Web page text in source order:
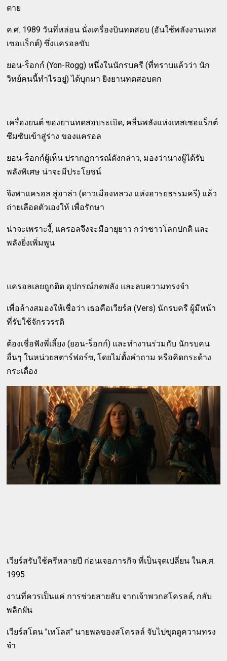
ตาย
ค.ศ. 1989 วันที่หล่อน นั่งเครื่องบินทดสอบ (อันใช้พลังงานเทส
เซอแร็กต์) ซึ่งแครอลขับ
ยอน-ร็อกก์ (Yon-Rogg) หนึ่งในนักรบครี (ที่ทราบแล้วว่า นัก
วิทย์คนนี้ทำไรอยู่) ได้บุกมา ยิงยานทดสอบตก
เครื่องยนต์ ของยานทดสอบระเบิด, คลื่นพลังแห่งเทสเซอแร็กต์
ซึมซับเข้าสู่ร่าง ของแครอล
ยอน-ร็อกก์ผู้เห็น ปรากฏการณ์ดังกล่าว, มองว่านางผู้ได้รับ
พลังพิเศษ น่าจะมีประโยชน์
จึงพาแครอล สู่ฮาล่า (ดาวเมืองหลวง แห่งอารยธรรมครี) แล้ว
ถ่ายเลือดตัวเองให้ เพื่อรักษา
น่าจะเพราะงี้, แครอลจึงจะมีอายุยาว กว่าชาวโลกปกติ และ
พลังยิ่งเพิ่มพูน
แครอลเลยถูกติด อุปกรณ์กดพลัง และลบความทรงจำ
เพื่อล้างสมองให้เชื่อว่า เธอคือเวียร์ส (Vers) นักรบครี ผู้มีหน้า
ที่รับใช้จักรวรรดิ
ต้องเชื่อฟังพี่เลี้ยง (ยอน-ร็อกก์) และทำงานร่วมกับ นักรบคน
อื่นๆ ในหน่วยสตาร์ฟอร์ซ, โดยไม่ตั้งคำถาม หรือคิดกระด้าง
กระเดื่อง
เวียร์สรับใช้ครีหลายปี ก่อนเจอภารกิจ ที่เป็นจุดเปลี่ยน ในค.ศ.
1995
งานที่ควรเป็นแค่ การช่วยสายลับ จากเจ้าพวกสโครลล์, กลับ
พลิกผัน
เวียร์สโดน "เทโลส" นายพลของสโครลล์ จับไปขุดดูความทรง
จำ